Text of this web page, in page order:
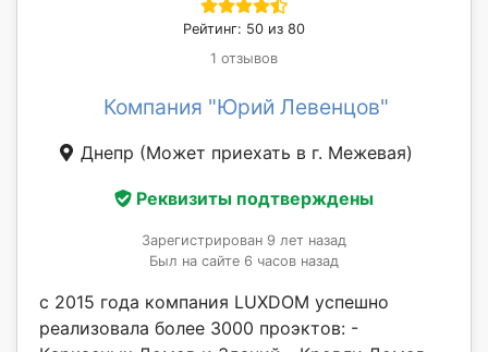
Рейтинг: 50 из 80
1 отзывов
Компания "Юрий Левенцов"
Днепр (Может приехать в г. Межевая)
Реквизиты подтверждены
Зарегистрирован 9 лет назад
Был на сайте 6 часов назад
с 2015 года компания LUXDOM успешно
реализовала более 3000 проэктов: -